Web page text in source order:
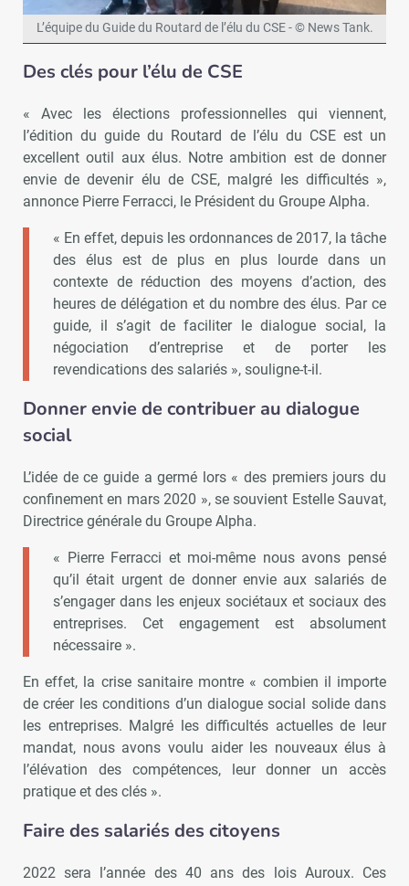
L’équipe du Guide du Routard de l’élu du CSE - © News Tank.
Des clés pour l’élu de CSE
« Avec les élections professionnelles qui viennent,
l’édition du guide du Routard de l’élu du CSE est un
excellent outil aux élus. Notre ambition est de donner
envie de devenir élu de CSE, malgré les difficultés »,
annonce Pierre Ferracci, le Président du Groupe Alpha.
« En effet, depuis les ordonnances de 2017, la tâche
des élus est de plus en plus lourde dans un
contexte de réduction des moyens d’action, des
heures de délégation et du nombre des élus. Par ce
guide, il s’agit de faciliter le dialogue social, la
négociation d’entreprise et de porter les
revendications des salariés », souligne-t-il.
Donner envie de contribuer au dialogue
social
L’idée de ce guide a germé lors « des premiers jours du
confinement en mars 2020 », se souvient Estelle Sauvat,
Directrice générale du Groupe Alpha.
« Pierre Ferracci et moi-même nous avons pensé
qu’il était urgent de donner envie aux salariés de
s’engager dans les enjeux sociétaux et sociaux des
entreprises. Cet engagement est absolument
nécessaire ».
En effet, la crise sanitaire montre « combien il importe
de créer les conditions d’un dialogue social solide dans
les entreprises. Malgré les difficultés actuelles de leur
mandat, nous avons voulu aider les nouveaux élus à
l’élévation des compétences, leur donner un accès
pratique et des clés ».
Faire des salariés des citoyens
2022 sera l’année des 40 ans des lois Auroux. Ces